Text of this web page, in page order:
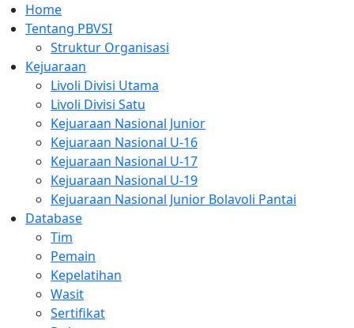
Home
Tentang PBVSI
Struktur Organisasi
Kejuaraan
Livoli Divisi Utama
Livoli Divisi Satu
Kejuaraan Nasional Junior
Kejuaraan Nasional U-16
Kejuaraan Nasional U-17
Kejuaraan Nasional U-19
Kejuaraan Nasional Junior Bolavoli Pantai
Database
Tim
Pemain
Kepelatihan
Wasit
Sertifikat